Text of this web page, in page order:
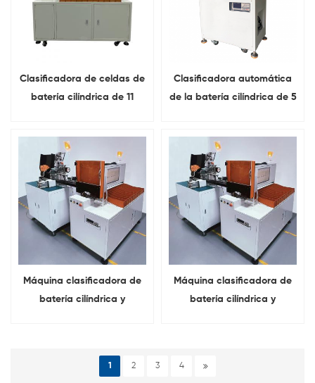
Clasificadora de celdas de
batería cilíndrica de 11
Clasificadora automática
de la batería cilíndrica de 5
Máquina clasificadora de
batería cilíndrica y
Máquina clasificadora de
batería cilíndrica y
1 2 3 4